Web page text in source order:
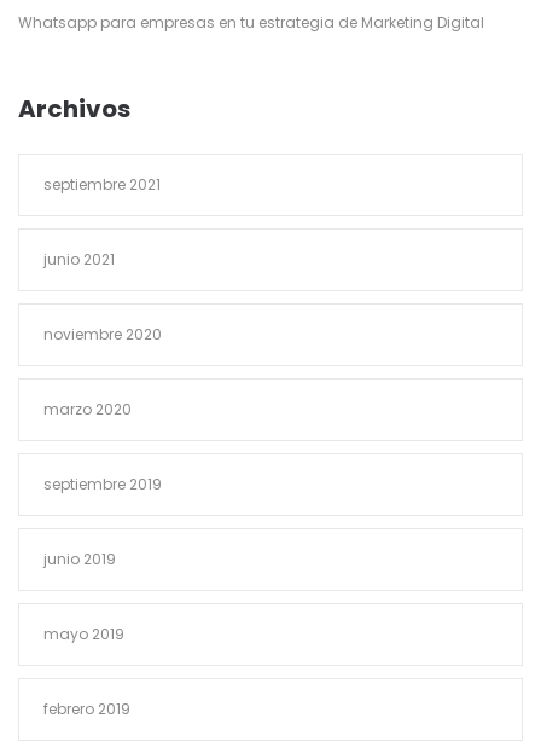
Whatsapp para empresas en tu estrategia de Marketing Digital
Archivos
septiembre 2021
junio 2021
noviembre 2020
marzo 2020
septiembre 2019
junio 2019
mayo 2019
febrero 2019